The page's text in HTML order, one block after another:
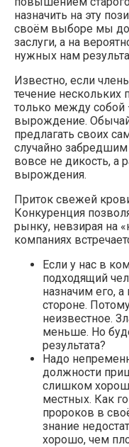
назначить на эту
своём выборе мы
заслуги, а на
нужных нам
Известно, если
течение нескольких
только между собой
вырождение.
предлагать своих
случайно
вовсе не дикость, а
вырождения.
Приток свежей
Конкуренция
рынку, невзирая на
компаниях
Если у нас в
подходящий
назначим его,
стороне.
неизвестное.
меньше. Но
результата?
Надо
должности
слишком
местных. Как
пророков в
знание
хорошо, чем